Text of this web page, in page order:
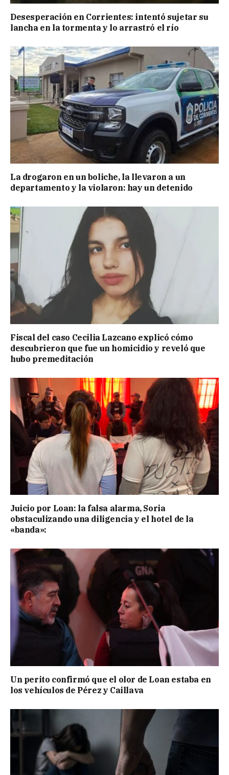
Desesperación en Corrientes: intentó sujetar su
lancha en la tormenta y lo arrastró el río
La drogaron en un boliche, la llevaron a un
departamento y la violaron: hay un detenido
Fiscal del caso Cecilia Lazcano explicó cómo
descubrieron que fue un homicidio y reveló que
hubo premeditación
Juicio por Loan: la falsa alarma, Soria
obstaculizando una diligencia y el hotel de la
«banda»:
Un perito confirmó que el olor de Loan estaba en
los vehículos de Pérez y Caillava